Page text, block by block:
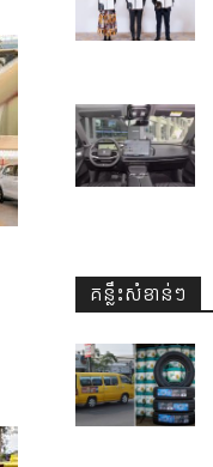
គន្លឹះសំខាន់ៗ